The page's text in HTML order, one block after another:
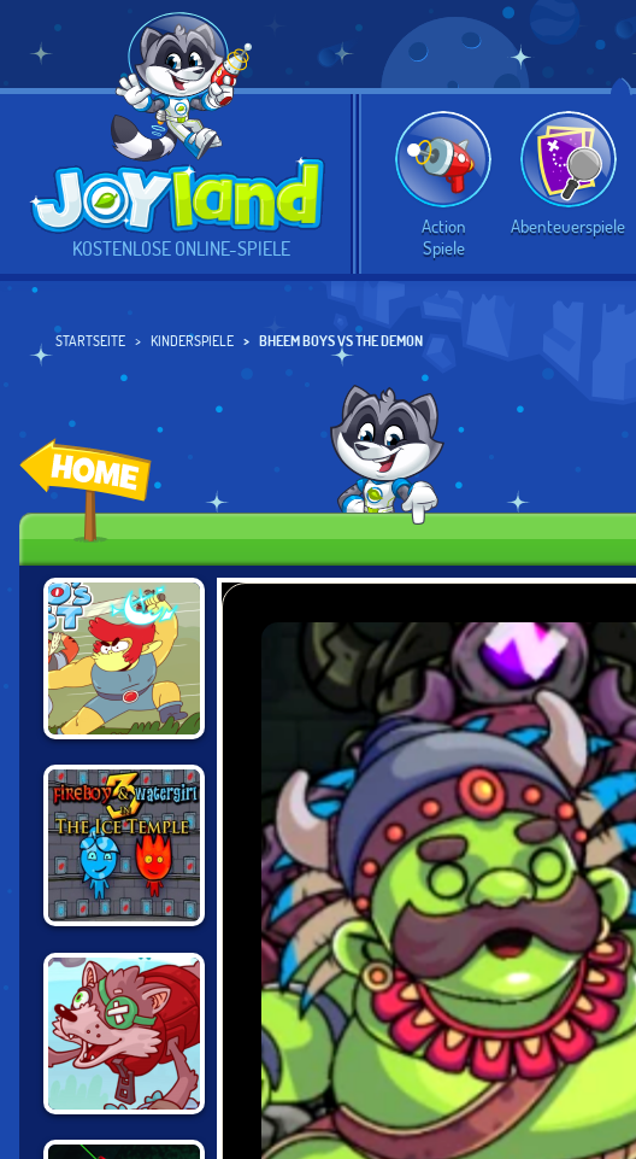
KOSTENLOSE ONLINE-SPIELE
Action
Spiele
Abenteuerspiele
STARTSEITE KINDERSPIELE BHEEM BOYS VS THE DEMON
ROAR: LION-O'S
QUEST
WATERGIRL: THE
FOREST TEMPLE
MAX AND MINK